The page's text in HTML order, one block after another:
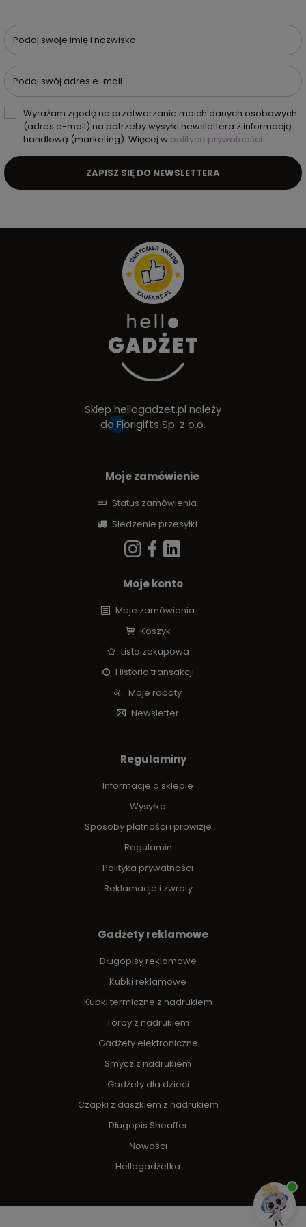
Podaj swoje imię i nazwisko
Podaj swój adres e-mail
Wyrażam zgodę na przetwarzanie moich danych osobowych
(adres e-mail) na potrzeby wysyłki newslettera z informacją
handlową (marketing). Więcej w polityce prywatności.
ZAPISZ SIĘ DO NEWSLETTERA
Sklep hellogadzet.pl należy
do Fiorigifts Sp. z o.o.
Moje zamówienie
Status zamówienia
Śledzenie przesyłki
Moje konto
Moje zamówienia
Koszyk
Lista zakupowa
Historia transakcji
Moje rabaty
Newsletter
Regulaminy
Informacje o sklepie
Wysyłka
Sposoby płatności i prowizje
Regulamin
Polityka prywatności
Reklamacje i zwroty
Gadżety reklamowe
Długopisy reklamowe
Kubki reklamowe
Kubki termiczne z nadrukiem
Torby z nadrukiem
Gadżety elektroniczne
Smycz z nadrukiem
Gadżety dla dzieci
Czapki z daszkiem z nadrukiem
Długopis Sheaffer
Nowości
Hellogadżetka